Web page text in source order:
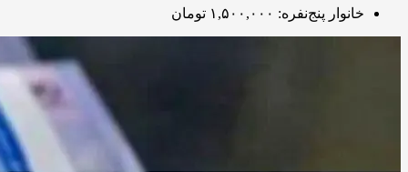
خانوار پنج‌نفره: ۱,۵۰۰,۰۰۰ تومان